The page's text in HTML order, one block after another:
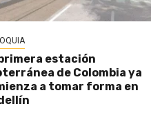
estación
de Colombia ya
a tomar forma en